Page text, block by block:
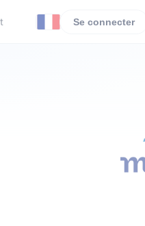
Se connecter